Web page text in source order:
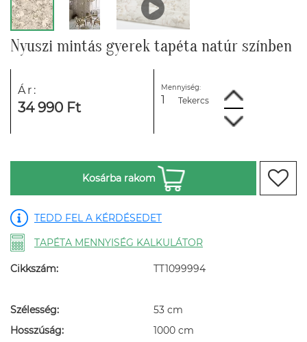
Nyuszi mintás gyerek tapéta natúr színben
Ár:
34 990 Ft
Mennyiség:
Tekercs
Kosárba rakom
TEDD FEL A KÉRDÉSEDET
TAPÉTA MENNYISÉG KALKULÁTOR
Cikkszám: TT1099994
Szélesség:
53 cm
Hosszúság:
1000 cm